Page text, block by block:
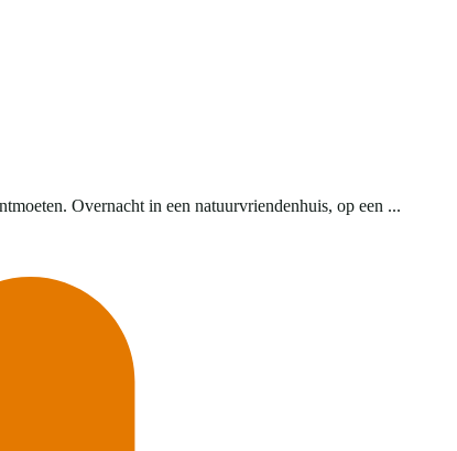
Overnacht in een natuurvriendenhuis, op een ...